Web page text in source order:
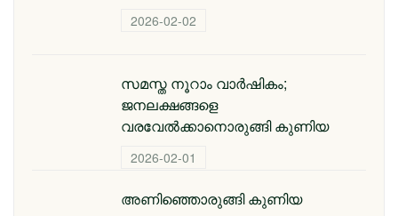
2026-02-02
സമസ്ത നൂറാം വാര്‍ഷികം;
ജനലക്ഷങ്ങളെ
വരവേല്‍ക്കാനൊരുങ്ങി കുണിയ
2026-02-01
അണിഞ്ഞൊരുങ്ങി കുണിയ